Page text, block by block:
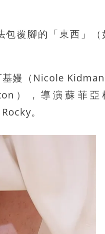
覆腳的「東西」（
嫚（Nicole
），導演蘇菲亞
。